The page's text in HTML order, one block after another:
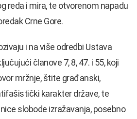
reda i mira, te otvorenom napadu
Crne Gore.
i na više odredbi Ustava
članove 7, 8, 47. i 55, koji
mržnje, štite građanski,
karakter države, te
slobode izražavanja, posebno